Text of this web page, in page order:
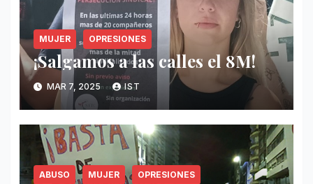
MUJER OPRESIONES
¡Salgamos a las calles el 8M!
MAR 7, 2025 IST
ABUSO MUJER OPRESIONES